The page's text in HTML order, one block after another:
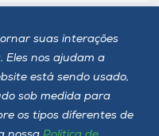
suas interações
Eles nos ajudam a
está sendo usado,
sob medida para
os tipos diferentes de